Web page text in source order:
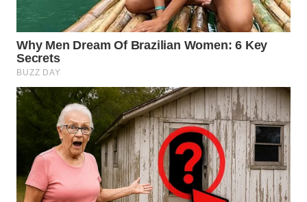
WN
KARO
WN
SIMALUNGUN
WN
LABUHANBATU
WN
TAPANULI
TENGAH